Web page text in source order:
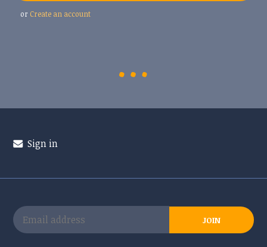
or Create an account
Sign in